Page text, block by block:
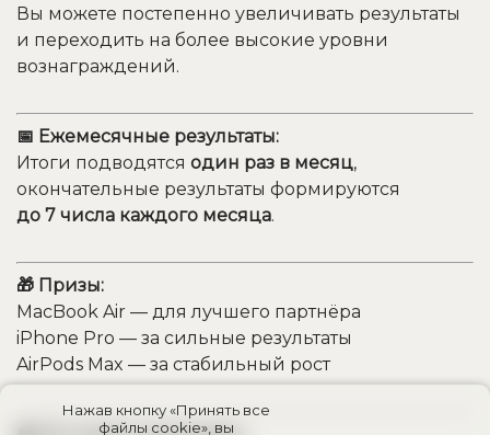
Вы можете постепенно увеличивать результаты
и переходить на более высокие уровни
вознаграждений.
📅 Ежемесячные результаты:
Итоги подводятся один раз в месяц,
окончательные результаты формируются
до 7 числа каждого месяца.
🎁 Призы:
MacBook Air — для лучшего партнёра
iPhone Pro — за сильные результаты
AirPods Max — за стабильный рост
Нажав кнопку «Принять все
файлы cookie», вы